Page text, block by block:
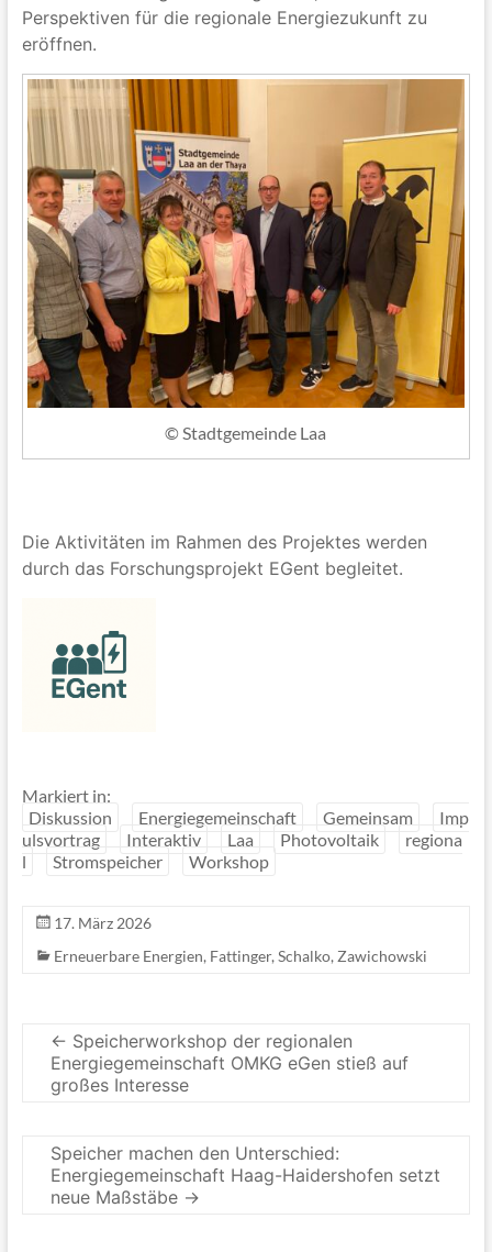
Perspektiven für die regionale Energiezukunft zu
eröffnen.
© Stadtgemeinde Laa
Die Aktivitäten im Rahmen des Projektes werden
durch das Forschungsprojekt EGent begleitet.
Markiert in:
Diskussion
Energiegemeinschaft Gemeinsam
Imp
ulsvortrag
Interaktiv Laa Photovoltaik
regiona
l
Stromspeicher Workshop
17. März 2026
Erneuerbare Energien, Fattinger, Schalko, Zawichowski
← Speicherworkshop der regionalen
Energiegemeinschaft OMKG eGen stieß auf
großes Interesse
Speicher machen den Unterschied:
Energiegemeinschaft Haag-Haidershofen setzt
neue Maßstäbe →